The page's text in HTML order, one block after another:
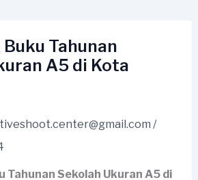
Tahunan
A5 di Kota
/
Tahunan Sekolah Ukuran A5 di